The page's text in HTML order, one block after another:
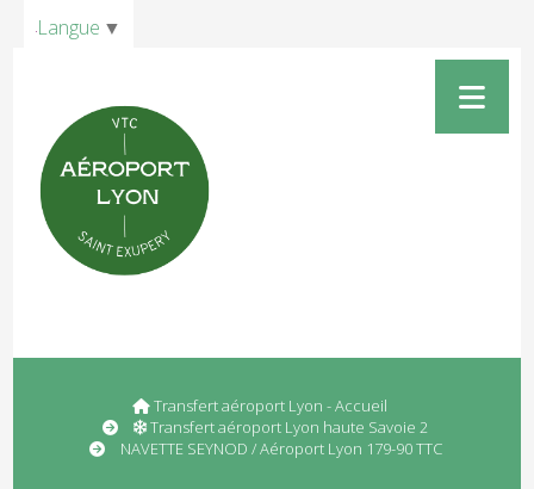
Transfert aéroport Lyon - Accueil
Transfert aéroport Lyon haute Savoie 2
NAVETTE SEYNOD / Aéroport Lyon 179-90 TTC
Langue ▼